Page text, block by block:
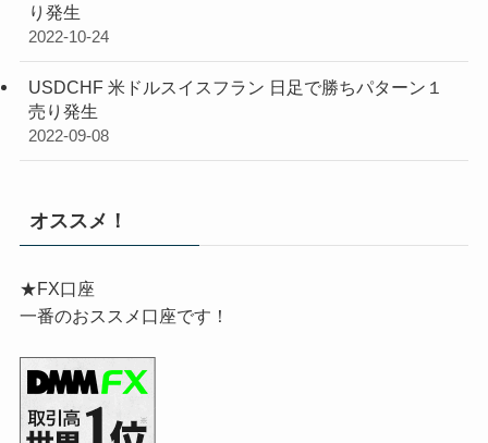
り発生
2022-10-24
USDCHF 米ドルスイスフラン 日足で勝ちパターン１
売り発生
2022-09-08
オススメ！
★FX口座
一番のおススメ口座です！